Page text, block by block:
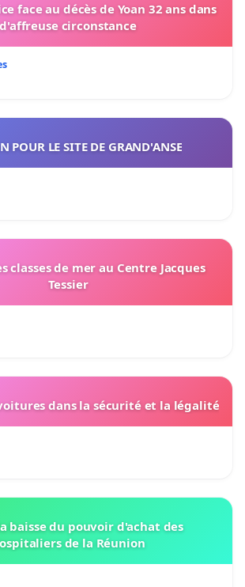
face au décès de Yoan 32 ans dans
d'affreuse circonstance
POUR LE SITE DE GRAND'ANSE
classes de mer au Centre Jacques
Tessier
dans la sécurité et la légalité
baisse du pouvoir d'achat des
de la Réunion